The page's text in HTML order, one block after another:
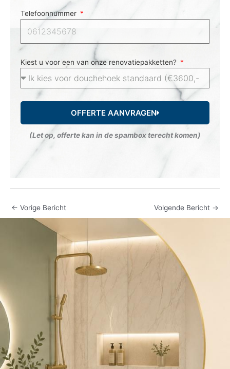
Telefoonnummer
Kiest u voor een van onze renovatiepakketten?
OFFERTE AANVRAGEN
(Let op, offerte kan in de spambox terecht komen)
← Vorige Bericht Volgende Bericht →